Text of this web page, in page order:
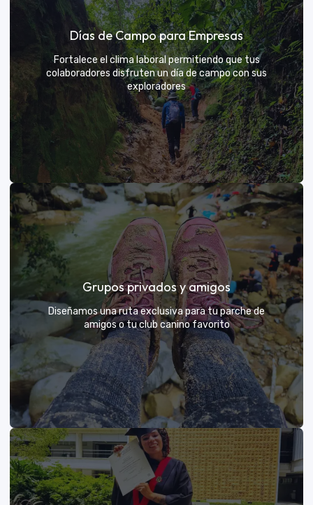
Días de sol
Un respiro campestre diseñado para el descanso y la
diversión de todos
VER MÁS
Días de Campo para Empresas
Fortalece el clima laboral permitiendo que tus
colaboradores disfruten un día de campo con sus
exploradores
Días de Campo para Empresas
El mejor beneficio para tu equipo: compartir con sus
exploradores y fortalecer lazos rodeados de
naturaleza
VER MÁS
Grupos privados y amigos
Diseñamos una ruta exclusiva para tu parche de
amigos o tu club canino favorito